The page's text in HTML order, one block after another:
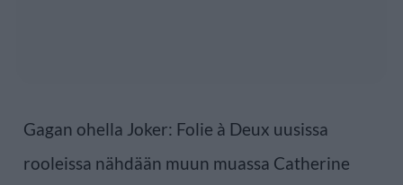
Gagan ohella Joker: Folie à Deux uusissa
rooleissa nähdään muun muassa Catherine